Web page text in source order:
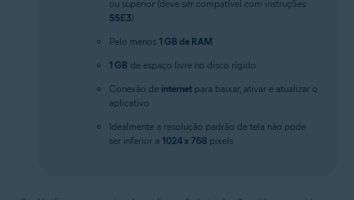
ou superior (deve ser compatível com instruções
SSE3)
Pelo menos 1 GB de RAM
1 GB de espaço livre no disco rígido
Conexão de internet para baixar, ativar e atualizar o
aplicativo
Idealmente a resolução padrão de tela não pode
ser inferior a 1024 x 768 pixels